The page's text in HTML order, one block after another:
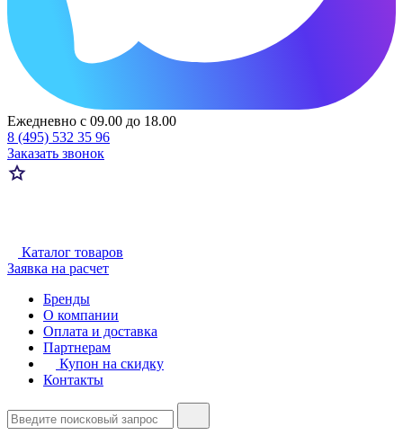
Ежедневно с 09.00 до 18.00
8 (495) 532 35 96
Заказать звонок
Каталог товаров
Заявка на расчет
Бренды
О компании
Оплата и доставка
Партнерам
Купон на скидку
Контакты